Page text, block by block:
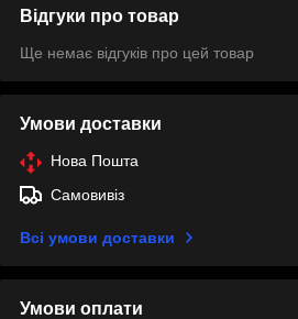
Відгуки про товар
Ще немає відгуків про цей товар
Умови доставки
Нова Пошта
Самовивіз
Всі умови доставки
Умови оплати